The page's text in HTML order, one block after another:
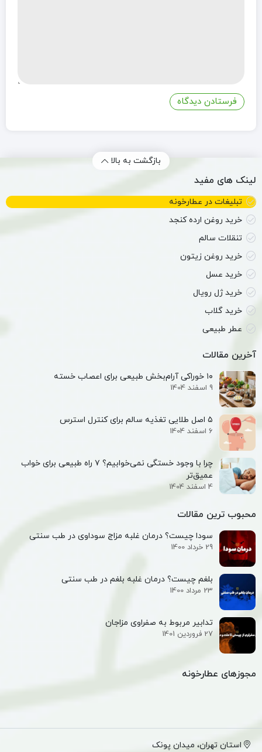
بازگشت به بالا
لینک های مفید
تبلیغات در عطارخونه
خرید روغن ارده کنجد
تنقلات سالم
خرید روغن زیتون
خرید عسل
خرید ژل رویال
خرید گلاب
عطر طبیعی
آخرین مقالات
۱۰ خوراکی آرام‌بخش طبیعی برای اعصاب خسته
9 اسفند 1404
۵ اصل طلایی تغذیه سالم برای کنترل استرس
6 اسفند 1404
چرا با وجود خستگی نمی‌خوابیم؟ ۷ راه طبیعی برای خواب
عمیق‌تر
4 اسفند 1404
محبوب ترین مقالات
سودا چیست؟ درمان غلبه مزاج سوداوی در طب سنتی
29 خرداد 1400
بلغم چیست؟ درمان غلبه بلغم در طب سنتی
23 مرداد 1400
تدابیر مربوط به صفراوی مزاجان
27 فروردین 1401
مجوزهای عطارخونه
استان تهران، میدان پونک